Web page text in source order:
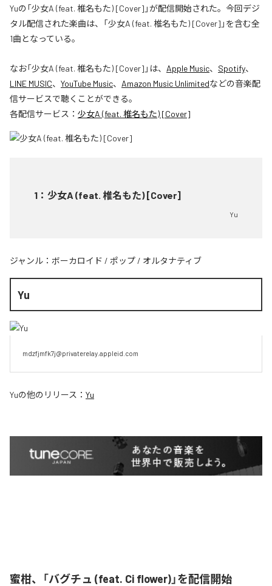
Yuの「少女A (feat. 椎名もた) [Cover]」が配信開始された。今回デジ
タル配信された楽曲は、「少女A (feat. 椎名もた) [Cover]」を含む全
1曲となっている。
なお「少女A (feat. 椎名もた) [Cover] 」は、 Apple Music、 Spotify、
LINE MUSIC、 YouTube Music、 Amazon Music Unlimitedなどの音楽配
信サービスで聴くことができる。
各配信サービス： 少女A (feat. 椎名もた) [Cover]
1 ： 少女A (feat. 椎名もた) [Cover]
Yu
ジャンル： ボーカロイド / ポップ / オルタナティブ
Yu
mdzfjmfk7j@privaterelay.appleid.com
Yuの他のリリース： Yu
蜜柑、「バグチュ (feat. Ci flower)」を配信開始